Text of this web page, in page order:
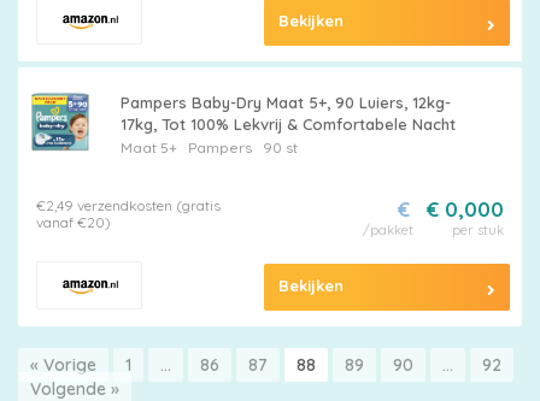
Bekijken
Pampers Baby-Dry Maat 5+, 90 Luiers, 12kg-
17kg, Tot 100% Lekvrij & Comfortabele Nacht
Maat 5+ Pampers90 st
€2,49 verzendkosten (gratis
vanaf €20)
€ 0,000
per stuk
€
/pakket
Bekijken
« Vorige 1 … 86 87 88 89 90 …
92
Volgende »